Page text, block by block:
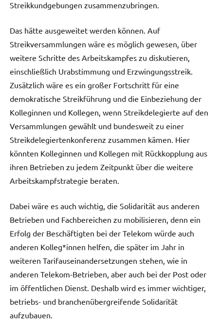
Streikkundgebungen zusammenzubringen.
Das hätte ausgeweitet werden können. Auf
Streikversammlungen wäre es möglich gewesen, über
weitere Schritte des Arbeitskampfes zu diskutieren,
einschließlich Urabstimmung und Erzwingungsstreik.
Zusätzlich wäre es ein großer Fortschritt für eine
demokratische Streikführung und die Einbeziehung der
Kolleginnen und Kollegen, wenn Streikdelegierte auf den
Versammlungen gewählt und bundesweit zu einer
Streikdelegiertenkonferenz zusammen kämen. Hier
könnten Kolleginnen und Kollegen mit Rückkopplung aus
ihren Betrieben zu jedem Zeitpunkt über die weitere
Arbeitskampfstrategie beraten.
Dabei wäre es auch wichtig, die Solidarität aus anderen
Betrieben und Fachbereichen zu mobilisieren, denn ein
Erfolg der Beschäftigten bei der Telekom würde auch
anderen Kolleg*innen helfen, die später im Jahr in
weiteren Tarifauseinandersetzungen stehen, wie in
anderen Telekom-Betrieben, aber auch bei der Post oder
im öffentlichen Dienst. Deshalb wird es immer wichtiger,
betriebs- und branchenübergreifende Solidarität
aufzubauen.